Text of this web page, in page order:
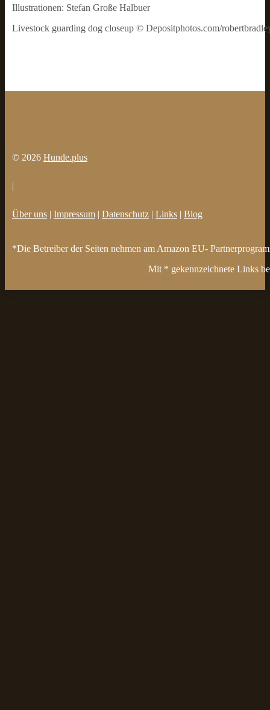
Illustrationen: Stefan Große Halbuer
Livestock guarding dog closeup © Depositphotos.com/
© 2026 Hunde.plus
|
Über uns | Impressum | Datenschutz | Links | Blog
*Die Betreiber der Seiten nehmen am Amazon EU-
Mit * gekennzeichnete Links